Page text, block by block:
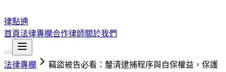
律點通
首頁法律專欄合作律師關於我們
法律專欄
竊盜被告必看：釐清逮捕程序與自保權益，保護